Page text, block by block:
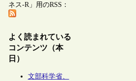
ネス-R」用のRSS：
よく読まれている
コンテンツ（本
日）
文部科学省、